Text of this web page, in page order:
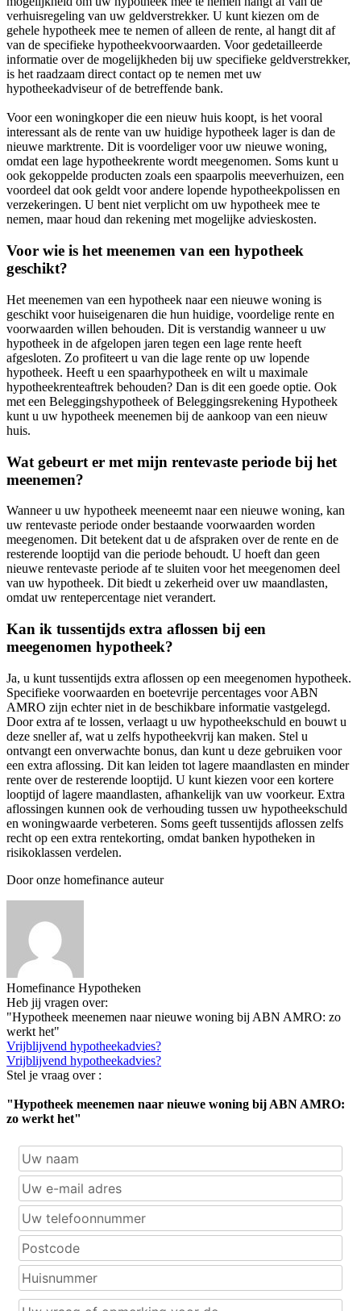
verhuisregeling van uw geldverstrekker. U kunt kiezen om de
gehele hypotheek mee te nemen of alleen de rente, al hangt dit af
van de specifieke hypotheekvoorwaarden. Voor gedetailleerde
informatie over de mogelijkheden bij uw specifieke geldverstrekker,
is het raadzaam direct contact op te nemen met uw
hypotheekadviseur of de betreffende bank.
Voor een woningkoper die een nieuw huis koopt, is het vooral
interessant als de rente van uw huidige hypotheek lager is dan de
nieuwe marktrente. Dit is voordeliger voor uw nieuwe woning,
omdat een lage hypotheekrente wordt meegenomen. Soms kunt u
ook gekoppelde producten zoals een spaarpolis meeverhuizen, een
voordeel dat ook geldt voor andere lopende hypotheekpolissen en
verzekeringen. U bent niet verplicht om uw hypotheek mee te
nemen, maar houd dan rekening met mogelijke advieskosten.
Voor wie is het meenemen van een hypotheek
geschikt?
Het meenemen van een hypotheek naar een nieuwe woning is
geschikt voor huiseigenaren die hun huidige, voordelige rente en
voorwaarden willen behouden. Dit is verstandig wanneer u uw
hypotheek in de afgelopen jaren tegen een lage rente heeft
afgesloten. Zo profiteert u van die lage rente op uw lopende
hypotheek. Heeft u een spaarhypotheek en wilt u maximale
hypotheekrenteaftrek behouden? Dan is dit een goede optie. Ook
met een Beleggingshypotheek of Beleggingsrekening Hypotheek
kunt u uw hypotheek meenemen bij de aankoop van een nieuw
huis.
Wat gebeurt er met mijn rentevaste periode bij het
meenemen?
Wanneer u uw hypotheek meeneemt naar een nieuwe woning, kan
uw rentevaste periode onder bestaande voorwaarden worden
meegenomen. Dit betekent dat u de afspraken over de rente en de
resterende looptijd van die periode behoudt. U hoeft dan geen
nieuwe rentevaste periode af te sluiten voor het meegenomen deel
van uw hypotheek. Dit biedt u zekerheid over uw maandlasten,
omdat uw rentepercentage niet verandert.
Kan ik tussentijds extra aflossen bij een
meegenomen hypotheek?
Ja, u kunt tussentijds extra aflossen op een meegenomen hypotheek.
Specifieke voorwaarden en boetevrije percentages voor ABN
AMRO zijn echter niet in de beschikbare informatie vastgelegd.
Door extra af te lossen, verlaagt u uw hypotheekschuld en bouwt u
deze sneller af, wat u zelfs hypotheekvrij kan maken. Stel u
ontvangt een onverwachte bonus, dan kunt u deze gebruiken voor
een extra aflossing. Dit kan leiden tot lagere maandlasten en minder
rente over de resterende looptijd. U kunt kiezen voor een kortere
looptijd of lagere maandlasten, afhankelijk van uw voorkeur. Extra
aflossingen kunnen ook de verhouding tussen uw hypotheekschuld
en woningwaarde verbeteren. Soms geeft tussentijds aflossen zelfs
recht op een extra rentekorting, omdat banken hypotheken in
risikoklassen verdelen.
Door onze homefinance auteur
Homefinance Hypotheken
Heb jij vragen over:
"Hypotheek meenemen naar nieuwe woning bij ABN AMRO: zo
werkt het"
Vrijblijvend hypotheekadvies?
Vrijblijvend hypotheekadvies?
Stel je vraag over :
"Hypotheek meenemen naar nieuwe woning bij ABN AMRO:
zo werkt het"